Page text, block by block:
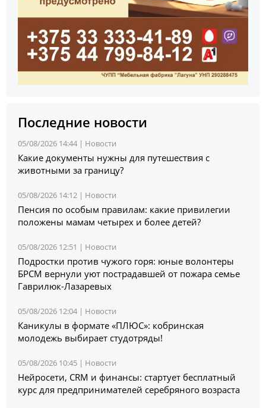
Последние новости
05/08/2026 14:44 | Новости
Какие документы нужны для путешествия с
животными за границу?
05/08/2026 14:12 | Новости
Пенсия по особым правилам: какие привилегии
положены мамам четырех и более детей?
05/08/2026 12:51 | Новости
Подростки против чужого горя: юные волонтеры
БРСМ вернули уют пострадавшей от пожара семье
Гаврилюк-Лазаревых
05/08/2026 12:04 | Новости
Каникулы в формате «ПЛЮС»: кобринская
молодежь выбирает студотряды!
05/08/2026 10:45 | Новости
Нейросети, CRM и финансы: стартует бесплатный
курс для предпринимателей серебряного возраста